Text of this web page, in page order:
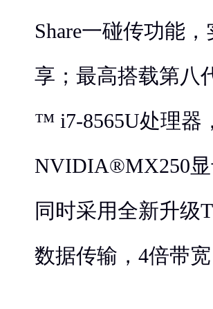
Share一碰传功能
享；最高搭载第八
™ i7-8565U处理器
NVIDIA®MX250显
同时采用全新升级
数据传输，4倍带